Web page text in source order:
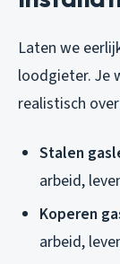
Laten we
loodgieter. Je
realistisch
Stalen
arbeid,
Koperen
arbeid,